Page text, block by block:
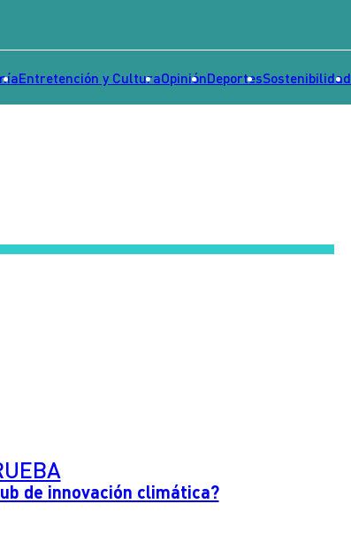
Entretención y CulturaOpiniónDeportesSostenibilidad
de innovación climática?